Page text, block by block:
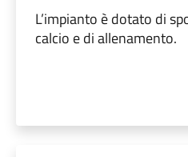
L’impianto è dotato di
calcio e di allenamento.